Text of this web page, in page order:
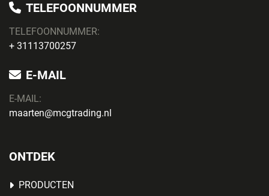
TELEFOONNUMMER
TELEFOONNUMMER:
+ 31113700257
E-MAIL
E-MAIL:
maarten@mcgtrading.nl
ONTDEK
PRODUCTEN